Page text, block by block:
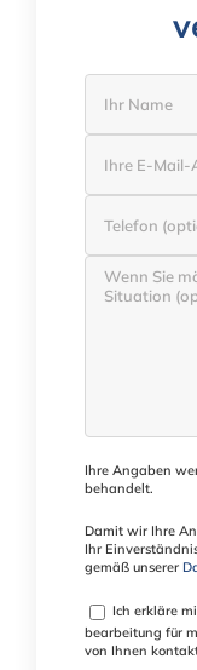
Ihre Angaben
behandelt.
Damit wir Ihre
Ihr
gemäß unserer
Ich erkläre
bearbeitung für
von Ihnen